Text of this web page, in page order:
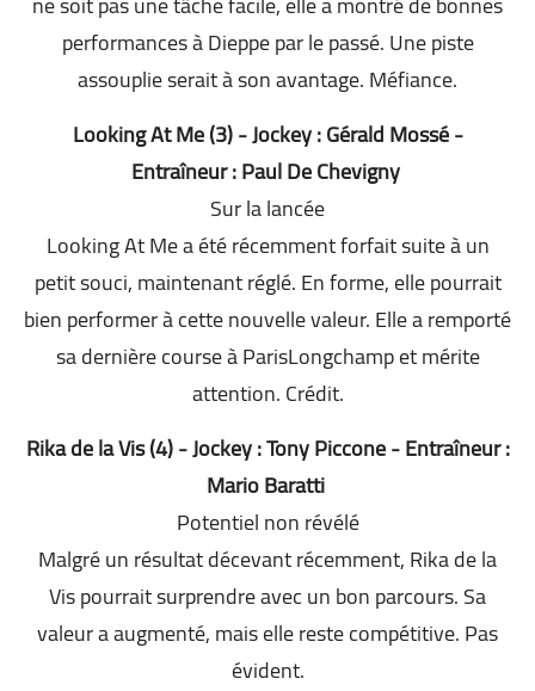
performances à Dieppe par le passé. Une piste
assouplie serait à son avantage. Méfiance.
Looking At Me (3) - Jockey : Gérald Mossé -
Entraîneur : Paul De Chevigny
Sur la lancée
Looking At Me a été récemment forfait suite à un
petit souci, maintenant réglé. En forme, elle pourrait
bien performer à cette nouvelle valeur. Elle a remporté
sa dernière course à ParisLongchamp et mérite
attention. Crédit.
Rika de la Vis (4) - Jockey : Tony Piccone - Entraîneur :
Mario Baratti
Potentiel non révélé
Malgré un résultat décevant récemment, Rika de la
Vis pourrait surprendre avec un bon parcours. Sa
valeur a augmenté, mais elle reste compétitive. Pas
évident.